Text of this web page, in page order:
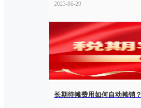
2023-06-29
长期待摊费用如何自动摊销？